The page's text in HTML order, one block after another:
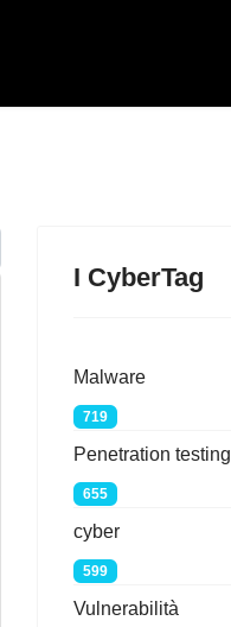
I CyberTag
Malware
719
Penetration testing
655
cyber
599
Vulnerabilità